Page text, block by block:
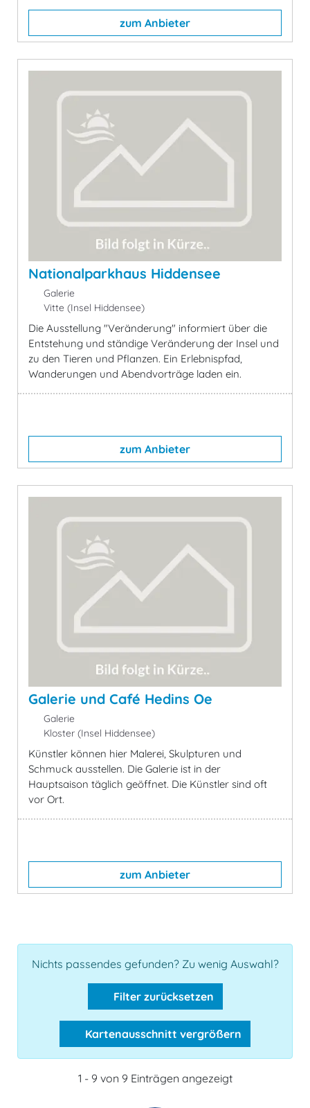
zum Anbieter
Nationalparkhaus Hiddensee
Galerie
Vitte (Insel Hiddensee)
Die Ausstellung "Veränderung" informiert über die
Entstehung und ständige Veränderung der Insel und
zu den Tieren und Pflanzen. Ein Erlebnispfad,
Wanderungen und Abendvorträge laden ein.
zum Anbieter
Galerie und Café Hedins Oe
Galerie
Kloster (Insel Hiddensee)
Künstler können hier Malerei, Skulpturen und
Schmuck ausstellen. Die Galerie ist in der
Hauptsaison täglich geöffnet. Die Künstler sind oft
vor Ort.
zum Anbieter
Nichts passendes gefunden? Zu wenig Auswahl?
Filter zurücksetzen
Kartenausschnitt vergrößern
1 - 9 von 9 Einträgen angezeigt